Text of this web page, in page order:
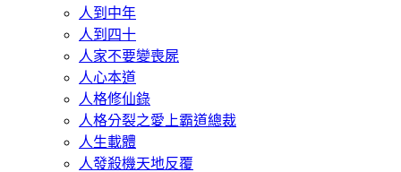
人到中年
人到四十
人家不要變喪屍
人心本道
人格修仙錄
人格分裂之愛上霸道總裁
人生載體
人發殺機天地反覆